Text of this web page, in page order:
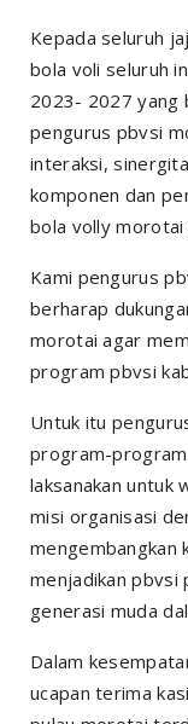
Kepada seluruh
bola voli seluruh
2023- 2027 yang
pengurus pbvsi
interaksi,
komponen dan
bola volly morotai
Kami pengurus
berharap
morotai agar
program pbvsi
Untuk itu
program-
laksanakan untuk
misi organisasi
mengembangkan
menjadikan pbvsi
generasi muda
Dalam
ucapan terima